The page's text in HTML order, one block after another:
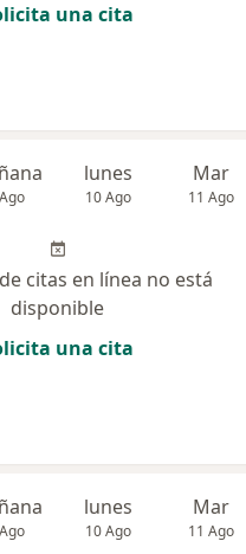
una cita
lunes
10 Ago
Mar
11 Ago
citas en línea no está
disponible
una cita
lunes
10 Ago
Mar
11 Ago